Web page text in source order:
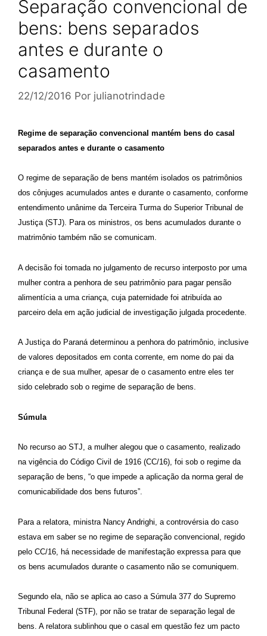
Separação convencional de
bens: bens separados
antes e durante o
casamento
22/12/2016 Por julianotrindade
Regime de separação convencional mantém bens do casal
separados antes e durante o casamento
O regime de separação de bens mantém isolados os patrimônios
dos cônjuges acumulados antes e durante o casamento, conforme
entendimento unânime da Terceira Turma do Superior Tribunal de
Justiça (STJ). Para os ministros, os bens acumulados durante o
matrimônio também não se comunicam.
A decisão foi tomada no julgamento de recurso interposto por uma
mulher contra a penhora de seu patrimônio para pagar pensão
alimentícia a uma criança, cuja paternidade foi atribuída ao
parceiro dela em ação judicial de investigação julgada procedente.
A Justiça do Paraná determinou a penhora do patrimônio, inclusive
de valores depositados em conta corrente, em nome do pai da
criança e de sua mulher, apesar de o casamento entre eles ter
sido celebrado sob o regime de separação de bens.
Súmula
No recurso ao STJ, a mulher alegou que o casamento, realizado
na vigência do Código Civil de 1916 (CC/16), foi sob o regime da
separação de bens, “o que impede a aplicação da norma geral de
comunicabilidade dos bens futuros”.
Para a relatora, ministra Nancy Andrighi, a controvérsia do caso
estava em saber se no regime de separação convencional, regido
pelo CC/16, há necessidade de manifestação expressa para que
os bens acumulados durante o casamento não se comuniquem.
Segundo ela, não se aplica ao caso a Súmula 377 do Supremo
Tribunal Federal (STF), por não se tratar de separação legal de
bens. A relatora sublinhou que o casal em questão fez um pacto